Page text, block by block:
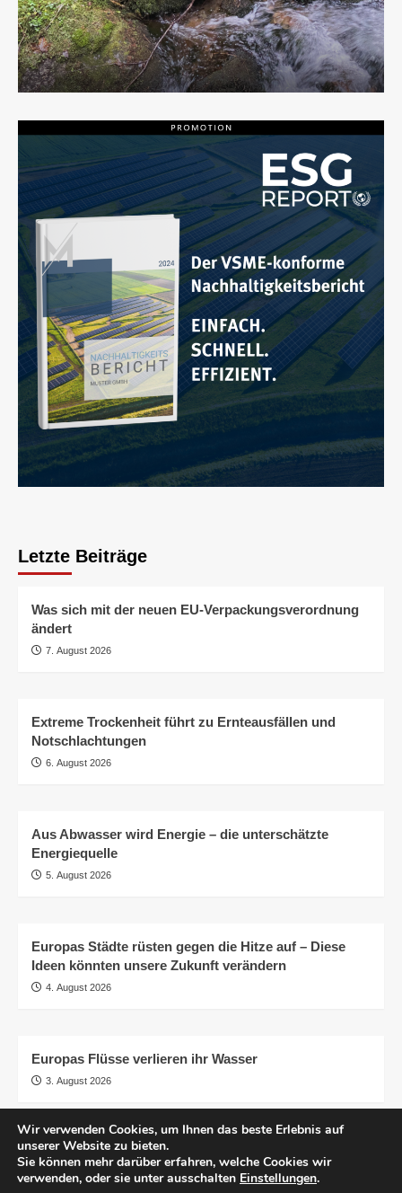
Letzte Beiträge
Was sich mit der neuen EU-Verpackungsverordnung
ändert
7. August 2026
Extreme Trockenheit führt zu Ernteausfällen und
Notschlachtungen
6. August 2026
Aus Abwasser wird Energie – die unterschätzte
Energiequelle
5. August 2026
Europas Städte rüsten gegen die Hitze auf – Diese
Ideen könnten unsere Zukunft verändern
4. August 2026
Europas Flüsse verlieren ihr Wasser
3. August 2026
AGB Impressum
Transparenz
© pro.earth
Wir verwenden Cookies, um Ihnen das beste Erlebnis auf
unserer Website zu bieten.
Sie können mehr darüber erfahren, welche Cookies wir
verwenden, oder sie unter ausschalten Einstellungen.